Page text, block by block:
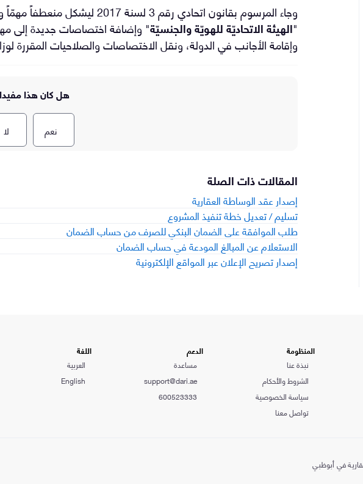
وجاء المرسوم بقانون اتحادي رقم
"الهيئة الاتحاديّة للهويّة والجنسيّة" وإضافة اختصاصات جديدة إلى
وإقامة الأجانب في الدولة، ونقل الاختصاصات والصلاحيات المقررة
هل كان هذا مفيدا
نعم لا
المقالات ذات الصلة
إصدار عقد الوساطة العقارية
تسليم / تعديل خطة تنفيذ المشروع
طلب الموافقة على الضمان البنكي للصرف من حساب الضمان
الاستعلام عن المبالغ المودعة في حساب الضمان
إصدار تصريح الإعلان عبر المواقع الإلكترونية
المنظومة
نبذة عنا
الشروط والأحكام
سياسة الخصوصية
تواصل معنا
الدعم
مساعدة
support@dari.ae
600523333
اللغة
العربية
English